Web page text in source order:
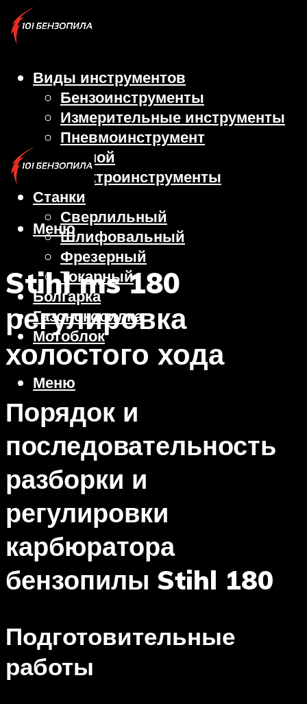
Виды инструментов
Бензоинструменты
Измерительные инструменты
Пневмоинструмент
Ручной
Электроинструменты
Станки
Сверлильный
Шлифовальный
Фрезерный
Токарный
Болгарка
Газонокосилка
Мотоблок
Меню
Меню
Stihl ms 180
регулировка
холостого хода
Порядок и
последовательность
разборки и
регулировки
карбюратора
бензопилы Stihl 180
Подготовительные
работы